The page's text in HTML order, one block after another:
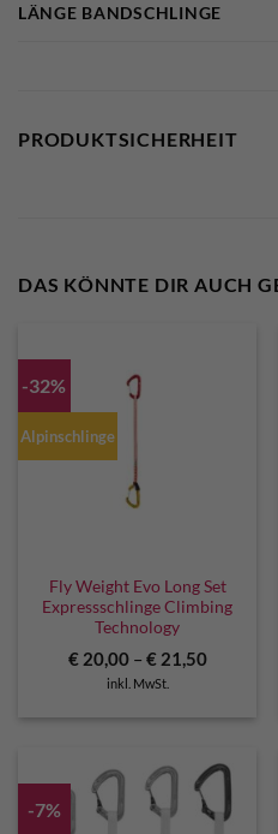
LÄNGE BANDSCHLINGE
PRODUKTSICHERHEIT
DAS KÖNNTE DIR AUCH
-32%
Alpinschlinge
Fly Weight Evo Long Set
Expressschlinge Climbing
Technology
€20,00– €21,50
inkl. MwSt.
-7%